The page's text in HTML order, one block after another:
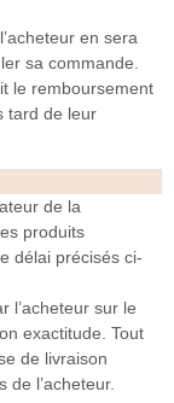
en sera
sa commande.
le remboursement
tard de leur
de la
produits
délai précisés ci-
l’acheteur sur le
exactitude. Tout
de livraison
l’acheteur.